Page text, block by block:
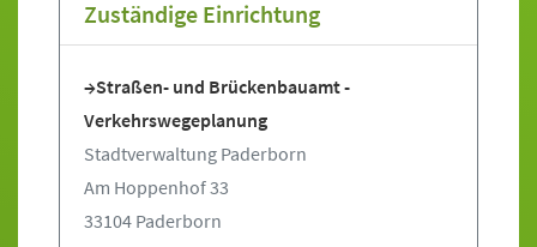
Zuständige Einrichtung
Straßen- und Brückenbauamt -
Verkehrswegeplanung
Stadtverwaltung Paderborn
Am Hoppenhof 33
33104 Paderborn